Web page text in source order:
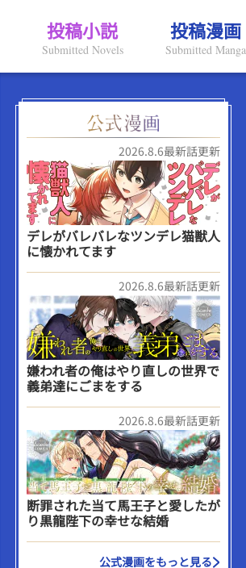
投稿小説
Submitted Novels
投稿漫画
Submitted Manga
2026.8.6最新話更新
デレがバレバレなツンデレ猫獣人
に懐かれてます
2026.8.6最新話更新
嫌われ者の俺はやり直しの世界で
義弟達にごまをする
2026.8.6最新話更新
断罪された当て馬王子と愛したが
り黒龍陛下の幸せな結婚
公式漫画をもっと見る